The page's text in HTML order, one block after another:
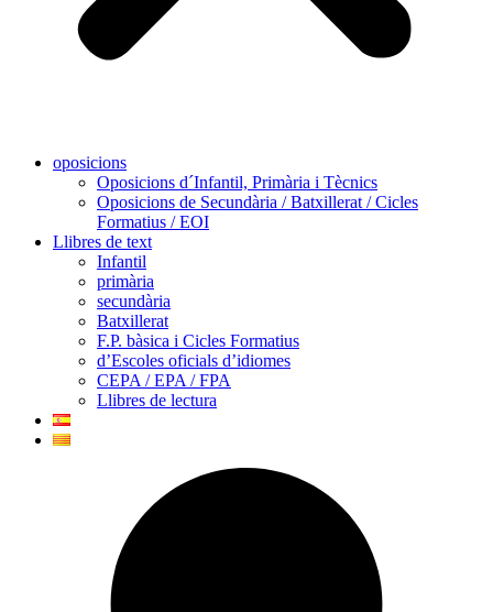
oposicions
Oposicions d´Infantil, Primària i Tècnics
Oposicions de Secundària / Batxillerat / Cicles
Formatius / EOI
Llibres de text
Infantil
primària
secundària
Batxillerat
F.P. bàsica i Cicles Formatius
d’Escoles oficials d’idiomes
CEPA / EPA / FPA
Llibres de lectura